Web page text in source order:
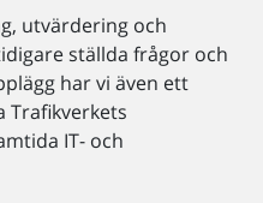
utvärdering och
ställda frågor och
har vi även ett
Trafikverkets
IT- och